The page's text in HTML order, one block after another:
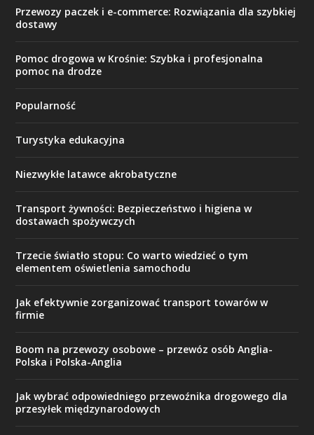
Przewozy paczek i e-commerce: Rozwiązania dla szybkiej
dostawy
Pomoc drogowa w Krośnie: Szybka i profesjonalna
pomoc na drodze
Popularność
Turystyka edukacyjna
Niezwykłe latawce akrobatyczne
Transport żywności: Bezpieczeństwo i higiena w
dostawach spożywczych
Trzecie światło stopu: Co warto wiedzieć o tym
elementem oświetlenia samochodu
Jak efektywnie zorganizować transport towarów w
firmie
Boom na przewozy osobowe – przewóz osób Anglia-
Polska i Polska-Anglia
Jak wybrać odpowiedniego przewoźnika drogowego dla
przesyłek międzynarodowych